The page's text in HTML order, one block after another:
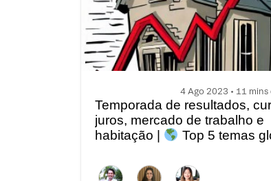
4 Ago 2023 • 11
Temporada de resultados,
juros, mercado de trabalho e
habitação |
Top 5 temas